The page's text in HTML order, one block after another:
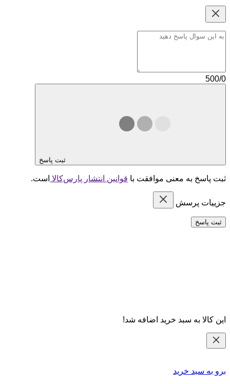
500/0
ثبت پاسخ
ثبت پاسخ به معنی موافقت با قوانین انتشار پارس‌کالا است.
جزییات پرسش
ثبت پاسخ
این کالا به سبد خرید اضافه شد!
برو به سبد خرید